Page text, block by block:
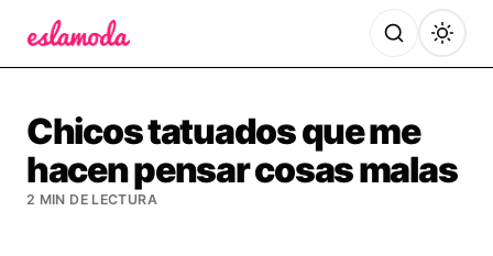
Chicos tatuados que me
hacen pensar cosas malas
2 MIN DE LECTURA